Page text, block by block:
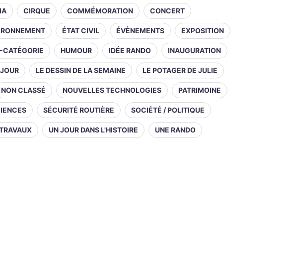
CIRQUE COMMÉMORATION CONCERT
ÉTAT CIVIL ÉVÈNEMENTS EXPOSITION
CATÉGORIE HUMOUR IDÉE RANDO INAUGURATION
LE DESSIN DE LA SEMAINE LE POTAGER DE JULIE
NON CLASSÉ NOUVELLES TECHNOLOGIES PATRIMOINE
SÉCURITÉ ROUTIÈRE SOCIÉTÉ / POLITIQUE
UN JOUR DANS L'HISTOIRE UNE RANDO